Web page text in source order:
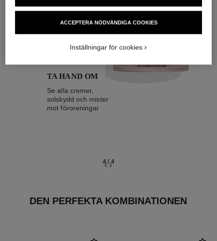
04
TA HAND OM
Se alla cremer,
solskydd och mister
mot föroreningar
4/4
DEN PERFEKTA KOMBINATIONEN
ACCEPTERA NÖDVÄNDIGA COOKIES
Inställningar för cookies